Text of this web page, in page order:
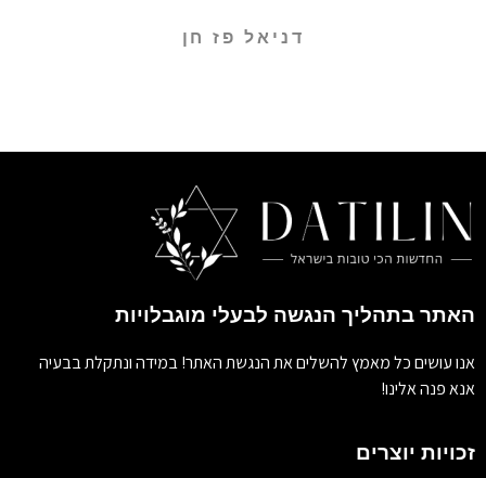
דניאל פז חן
האתר בתהליך הנגשה לבעלי מוגבלויות
אנו עושים כל מאמץ להשלים את הנגשת האתר! במידה ונתקלת בבעיה
אנא פנה אלינו!
זכויות יוצרים